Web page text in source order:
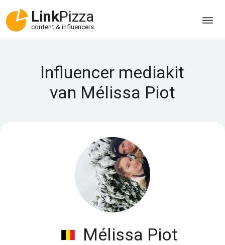
LinkPizza
content & influencers
Influencer mediakit
van Mélissa Piot
Mélissa Piot